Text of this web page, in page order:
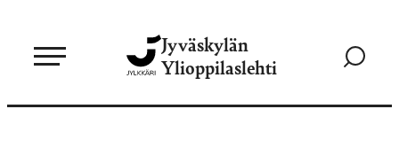
sisältöön
Jyväskylän
Ylioppilaslehti
Siirry